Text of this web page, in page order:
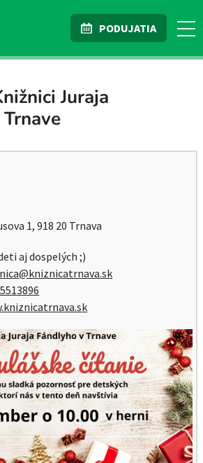
PODUJATIA
Juraja
1, 918 20 Trnava
aj dospelých ;)